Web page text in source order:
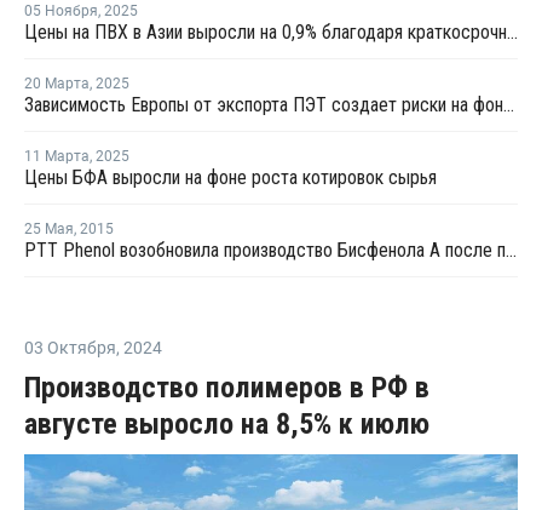
05 Ноября, 2025
Цены на ПВХ в Азии выросли на 0,9% благодаря краткосрочной корректировке предложения
20 Марта, 2025
Зависимость Европы от экспорта ПЭТ создает риски на фоне избыточного предложения Китая
11 Марта, 2025
Цены БФА выросли на фоне роста котировок сырья
25 Мая, 2015
PTT Phenol возобновила производство Бисфенола А после планового ремонта
03 Октября, 2024
Производство полимеров в РФ в
августе выросло на 8,5% к июлю